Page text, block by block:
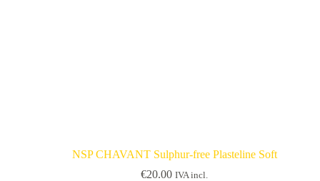
NSP CHAVANT Sulphur-free Plasteline Soft
€20.00 IVA incl.